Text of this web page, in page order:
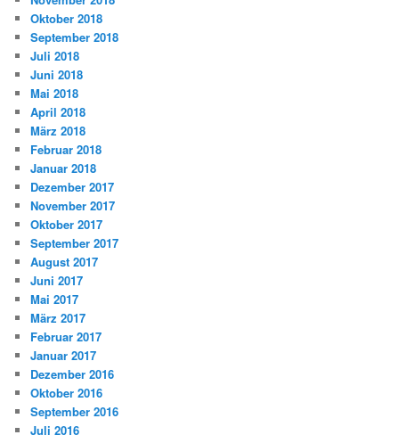
Oktober 2018
September 2018
Juli 2018
Juni 2018
Mai 2018
April 2018
März 2018
Februar 2018
Januar 2018
Dezember 2017
November 2017
Oktober 2017
September 2017
August 2017
Juni 2017
Mai 2017
März 2017
Februar 2017
Januar 2017
Dezember 2016
Oktober 2016
September 2016
Juli 2016